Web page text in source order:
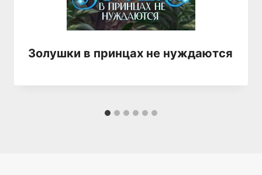
Золушки в принцах не нуждаются